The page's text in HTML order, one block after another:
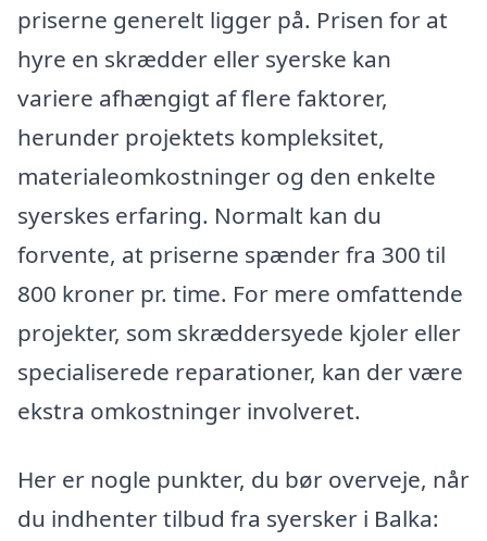
priserne generelt ligger på. Prisen for at
hyre en skrædder eller syerske kan
variere afhængigt af flere faktorer,
herunder projektets kompleksitet,
materialeomkostninger og den enkelte
syerskes erfaring. Normalt kan du
forvente, at priserne spænder fra 300 til
800 kroner pr. time. For mere omfattende
projekter, som skræddersyede kjoler eller
specialiserede reparationer, kan der være
ekstra omkostninger involveret.
Her er nogle punkter, du bør overveje, når
du indhenter tilbud fra syersker i Balka: